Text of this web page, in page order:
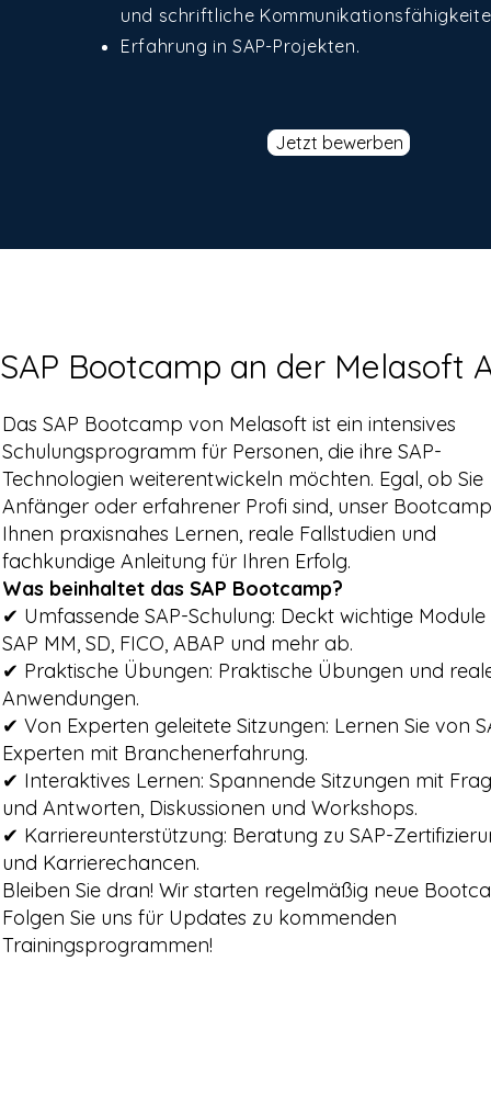
und schriftliche
Erfahrung in SAP-Projekten.
Jetzt bewerben
SAP Bootcamp an der Melasoft
Das SAP Bootcamp von Melasoft ist ein intensives
Schulungsprogramm für Personen, die ihre SAP-
Technologien weiterentwickeln möchten. Egal, ob Sie
Anfänger oder erfahrener Profi sind, unser
Ihnen praxisnahes Lernen, reale Fallstudien und
fachkundige Anleitung für Ihren Erfolg.
Was beinhaltet das SAP Bootcamp?
✔ Umfassende SAP-Schulung: Deckt wichtige Module
SAP MM, SD, FICO, ABAP und mehr ab.
✔ Praktische Übungen: Praktische Übungen und
Anwendungen.
✔ Von Experten geleitete Sitzungen: Lernen Sie von
Experten mit Branchenerfahrung.
✔ Interaktives Lernen: Spannende Sitzungen mit
und Antworten, Diskussionen und Workshops.
✔ Karriereunterstützung: Beratung zu SAP-
und Karrierechancen.
Bleiben Sie dran! Wir starten regelmäßig neue
Folgen Sie uns für Updates zu kommenden
Trainingsprogrammen!